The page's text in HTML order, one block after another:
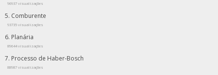
96937 visualizações
Comburente
93735 visualizações
Planária
89644 visualizações
Processo de Haber-Bosch
88987 visualizações